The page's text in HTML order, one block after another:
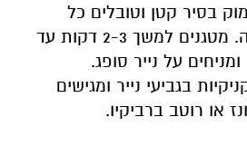
בסיר קטן וטובלים כל
נקניקייה בבלילה. מטגנים למשך 2-3 דקות עד
על נייר סופג.
בגביעי נייר ומגישים
או רוטב ברביקיו.